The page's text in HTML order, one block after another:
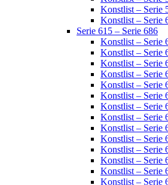
Konstlist – Serie
Konstlist – Serie
Serie 615 – Serie 686
Konstlist – Serie
Konstlist – Serie
Konstlist – Serie
Konstlist – Serie
Konstlist – Serie
Konstlist – Serie
Konstlist – Serie
Konstlist – Serie
Konstlist – Serie
Konstlist – Serie
Konstlist – Serie
Konstlist – Serie
Konstlist – Serie
Konstlist – Serie